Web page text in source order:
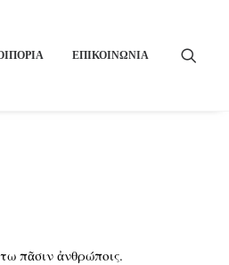
ΕΠΙΚΟΙΝΩΝΙΑ
πᾶσιν ἀνθρώποις.